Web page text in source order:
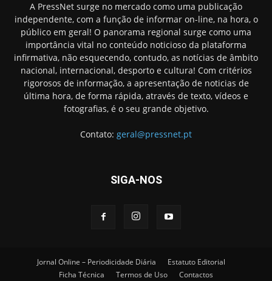
A PressNet surge no mercado como uma publicação
independente, com a função de informar on-line, na hora, o
público em geral! O panorama regional surge como uma
importância vital no conteúdo noticioso da plataforma
infirmativa, não esquecendo, contudo, as notícias de âmbito
nacional, internacional, desporto e cultura! Com critérios
rigorosos de informação, a apresentação de noticias de
última hora, de forma rápida, através de texto, vídeos e
fotografias, é o seu grande objetivo.
Contato: geral@pressnet.pt
SIGA-NOS
Jornal Online – Periodicidade Diária
Estatuto Editorial
Ficha Técnica
Termos de Uso Contactos